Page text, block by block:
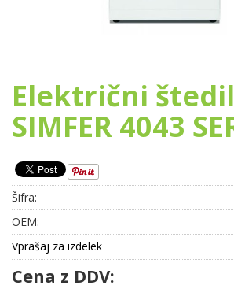
Električni
SIMFER 4043
Šifra:
OEM:
Vprašaj za izdelek
Cena z DDV: